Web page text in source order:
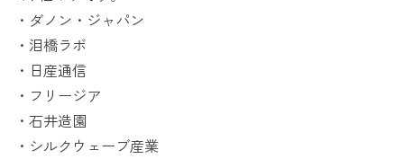
・ダノン・ジャパン
・泪橋ラボ
・日産通信
・フリージア
・石井造園
・シルクウェーブ産業